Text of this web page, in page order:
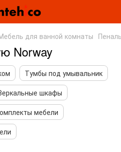
для ванной комнаты
Norway
Тумбы под умывальник
шкафы
мебели